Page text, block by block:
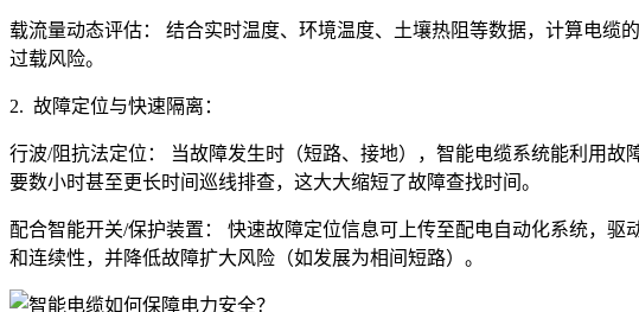
载流量动态评估： 结合实时温度、环境温度、土壤热阻等数据，计算电缆
过载风险。
2. 故障定位与快速隔离：
行波/阻抗法定位： 当故障发生时（短路、接地），智能电缆系统能利用
要数小时甚至更长时间巡线排查，这大大缩短了故障查找时间。
配合智能开关/保护装置： 快速故障定位信息可上传至配电自动化系统，
和连续性，并降低故障扩大风险（如发展为相间短路）。